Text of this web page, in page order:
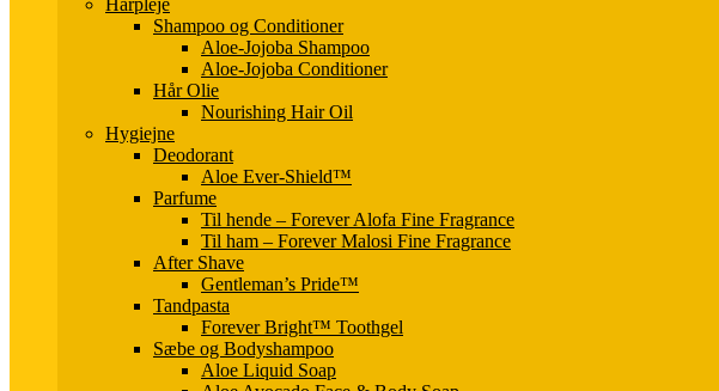
Hårpleje
Shampoo og Conditioner
Aloe-Jojoba Shampoo
Aloe-Jojoba Conditioner
Hår Olie
Nourishing Hair Oil
Hygiejne
Deodorant
Aloe Ever-Shield™
Parfume
Til hende – Forever Alofa Fine Fragrance
Til ham – Forever Malosi Fine Fragrance
After Shave
Gentleman’s Pride™
Tandpasta
Forever Bright™ Toothgel
Sæbe og Bodyshampoo
Aloe Liquid Soap